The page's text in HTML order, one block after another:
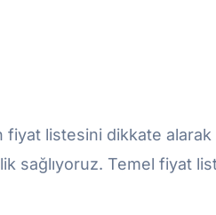
fiyat listesini dikkate
sağlıyoruz. Temel fiyat